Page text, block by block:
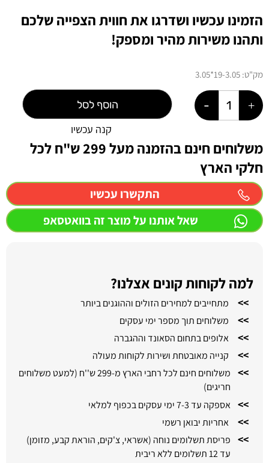
הזמינו עכשיו ושדרגו את חווית הצפייה שלכם
ותהנו משירות מהיר ומספק!
מק"ט: 19-3.05*3.05
הוסף לסל
קנה עכשיו
משלוחים חינם בהזמנה מעל 299 ש"ח לכל
חלקי הארץ
התקשרו עכשיו
שאל אותנו על מוצר זה בוואטסאפ
למה לקוחות קונים אצלנו?
>> מתחייבים למחירים הזולים וההוגנים ביותר
>> משלוחים תוך מספר ימי עסקים
>> אלופים בתחום הסאונד וההגברה
>> קנייה מאובטחת ושירות לקוחות מעולה
>>
משלוחים חינם לכל רחבי הארץ מ-299 ש''ח (למעט משלוחים
חריגים)
>> אספקה עד 7-3 ימי עסקים בכפוף למלאי
>> אחריות יבואן רשמי
>>
פריסת תשלומים נוחה (אשראי, צ'קים, הוראת קבע, מזומן)
עד 12 תשלומים ללא ריבית